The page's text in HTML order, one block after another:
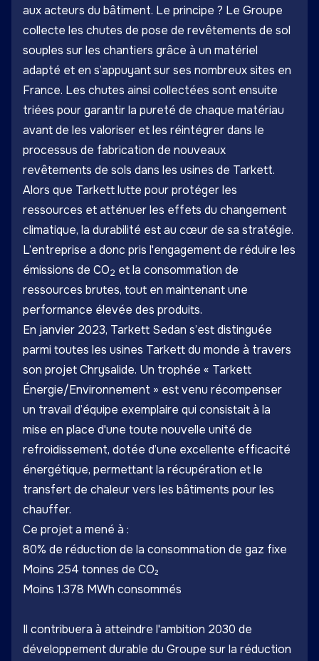
aux acteurs du bâtiment. Le principe ? Le Groupe
collecte les chutes de pose de revêtements de sol
souples sur les chantiers grâce à un matériel
adapté et en s’appuyant sur ses nombreux sites en
France. Les chutes ainsi collectées sont ensuite
triées pour garantir la pureté de chaque matériau
avant de les valoriser et les réintégrer dans le
processus de fabrication de nouveaux
revêtements de sols dans les usines de Tarkett.
Alors que Tarkett lutte pour protéger les
ressources et atténuer les effets du changement
climatique, la durabilité est au cœur de sa stratégie.
L’entreprise a donc pris l'engagement de réduire les
émissions de CO2 et la consommation de
ressources brutes, tout en maintenant une
performance élevée des produits.
En janvier 2023, Tarkett Sedan s’est distinguée
parmi toutes les usines Tarkett du monde à travers
son projet Chrysalide. Un trophée « Tarkett
Énergie/Environnement » est venu récompenser
un travail d’équipe exemplaire qui consistait à la
mise en place d'une toute nouvelle unité de
refroidissement, dotée d’une excellente efficacité
énergétique, permettant la récupération et le
transfert de chaleur vers les bâtiments pour les
chauffer.
Ce projet a mené à :
80% de réduction de la consommation de gaz fixe
Moins 254 tonnes de CO₂
Moins 1.378 MWh consommés
Il contribuera à atteindre l'ambition 2030 de
développement durable du Groupe sur la réduction